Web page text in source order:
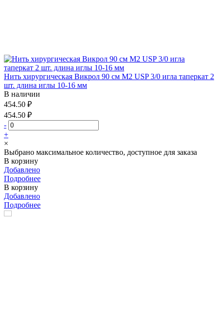
Нить хирургическая Викрол 90 см М2 USP 3/0 игла таперкат 2
шт. длина иглы 10-16 мм
В наличии
454.50 ₽
454.50 ₽
-
+
×
Выбрано максимальное количество, доступное для заказа
В корзину
Добавлено
Подробнее
В корзину
Добавлено
Подробнее